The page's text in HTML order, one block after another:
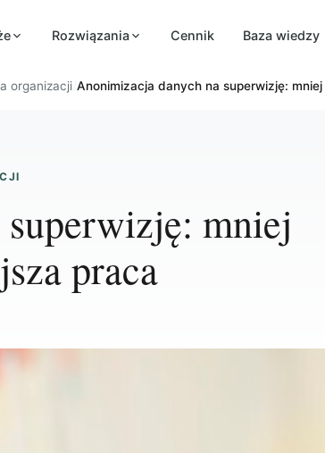
Rozwiązania Cennik Baza wiedzy
organizacji Anonimizacja danych na superwizję:
mniej
praca